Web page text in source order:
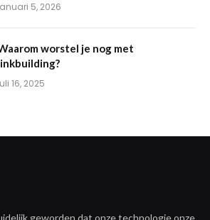
5, 2026
worstel je nog met
16, 2025
geworden dat onze technologie onze